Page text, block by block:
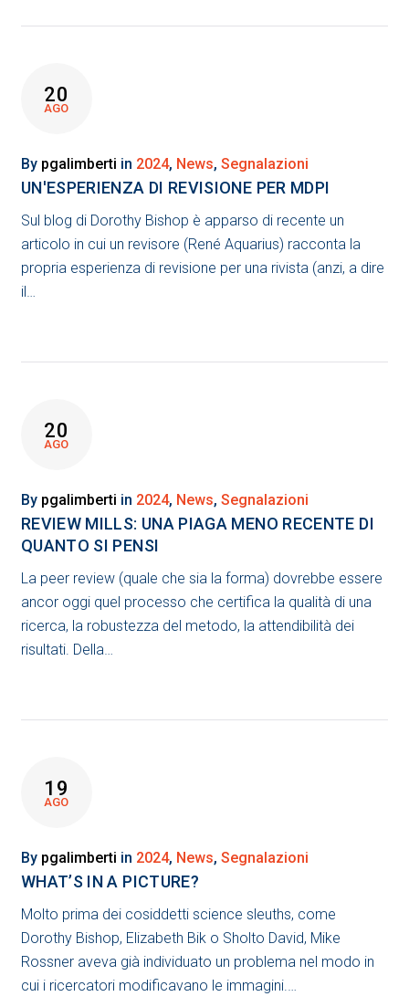
20
AGO
By pgalimberti in 2024, News, Segnalazioni
UN'ESPERIENZA DI REVISIONE PER MDPI
Sul blog di Dorothy Bishop è apparso di recente un
articolo in cui un revisore (René Aquarius) racconta la
propria esperienza di revisione per una rivista (anzi, a dire
il…
20
AGO
By pgalimberti in 2024, News, Segnalazioni
REVIEW MILLS: UNA PIAGA MENO RECENTE DI
QUANTO SI PENSI
La peer review (quale che sia la forma) dovrebbe essere
ancor oggi quel processo che certifica la qualità di una
ricerca, la robustezza del metodo, la attendibilità dei
risultati. Della…
19
AGO
By pgalimberti in 2024, News, Segnalazioni
WHAT’S IN A PICTURE?
Molto prima dei cosiddetti science sleuths, come
Dorothy Bishop, Elizabeth Bik o Sholto David, Mike
Rossner aveva già individuato un problema nel modo in
cui i ricercatori modificavano le immagini.…